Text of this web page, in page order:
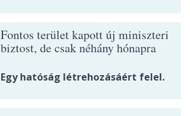
Fontos terület kapott új miniszteri
biztost, de csak néhány hónapra
Egy hatóság létrehozásáért felel.